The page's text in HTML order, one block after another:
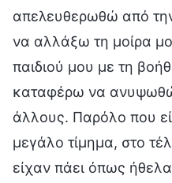
απελευθερωθώ από
να αλλάξω τη μοίρα
παιδιού μου με τη
καταφέρω να
άλλους. Παρόλο που
μεγάλο τίμημα, στο
είχαν πάει όπως